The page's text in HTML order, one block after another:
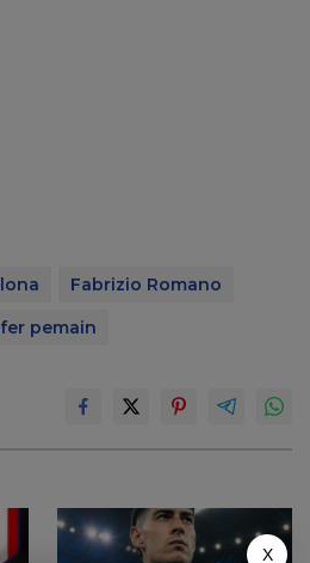
Fabrizio Romano
pemain
X